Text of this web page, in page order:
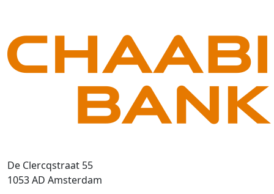
De Clercqstraat 55
1053 AD Amsterdam